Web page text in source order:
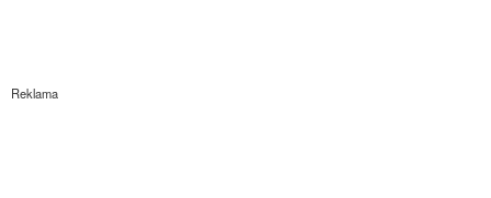
Reklama